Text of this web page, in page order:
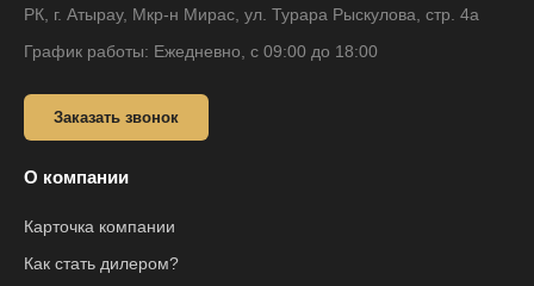
РК, г. Атырау, Мкр-н Мирас, ул. Турара Рыскулова, стр. 4а
График работы: Ежедневно, с 09:00 до 18:00
Заказать звонок
О компании
Карточка компании
Как стать дилером?